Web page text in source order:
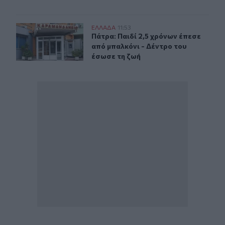
Πάτρα: Παιδί 2,5 χρόνων έπεσε από μπαλκόνι - Δέντρο
ΕΛΛAΔΑ 11:53
Πάτρα: Παιδί 2,5 χρόνων έπεσε
Πάτρα: Παιδί 2,5 χρόνων έπεσε
από μπαλκόνι - Δέντρο του
έσωσε τη ζωή